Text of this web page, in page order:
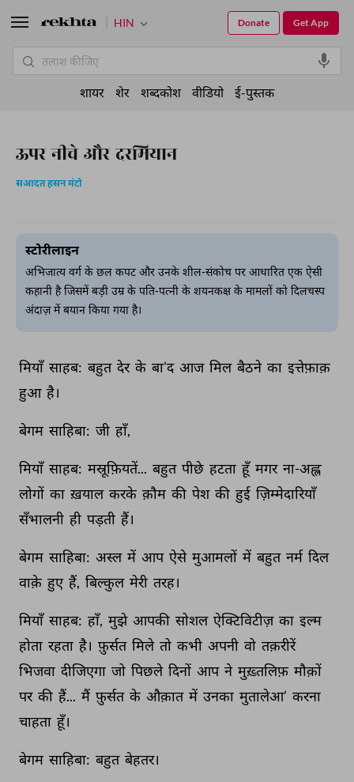
ऊपर नीचे और दरमियान
सआदत हसन मंटो
स्टोरीलाइन
अभिजात्य वर्ग के छल कपट और उनके शील-संकोच पर आधारित एक ऐसी
कहानी है जिसमें बड़ी उम्र के पति-पत्नी के शयनकक्ष के मामलों को दिलचस्प
अंदाज़ में बयान किया गया है।
मियाँ साहब: बहुत देर के बा’द आज मिल बैठने का इत्तेफ़ाक़
हुआ है।
बेगम साहिबा: जी हाँ,
मियाँ साहब: मस्रूफ़ियतें... बहुत पीछे हटता हूँ मगर ना-अह्ल
लोगों का ख़याल करके क़ौम की पेश की हुई ज़िम्मेदारियाँ
सँभालनी ही पड़ती हैं।
बेगम साहिबा: अस्ल में आप ऐसे मुआमलों में बहुत नर्म दिल
वाक़े हुए हैं, बिल्कुल मेरी तरह।
मियाँ साहब: हाँ, मुझे आपकी सोशल ऐक्टिविटीज़ का इल्म
होता रहता है। फ़ुर्सत मिले तो कभी अपनी वो तक़रीरें
भिजवा दीजिएगा जो पिछले दिनों आप ने मुख़्तलिफ़ मौक़ों
पर की हैं... मैं फ़ुर्सत के औक़ात में उनका मुतालेआ’ करना
चाहता हूँ।
बेगम साहिबा: बहुत बेहतर।
HIN Get App
Donate
शायर शेर शब्दकोश वीडियो ई-पुस्तक